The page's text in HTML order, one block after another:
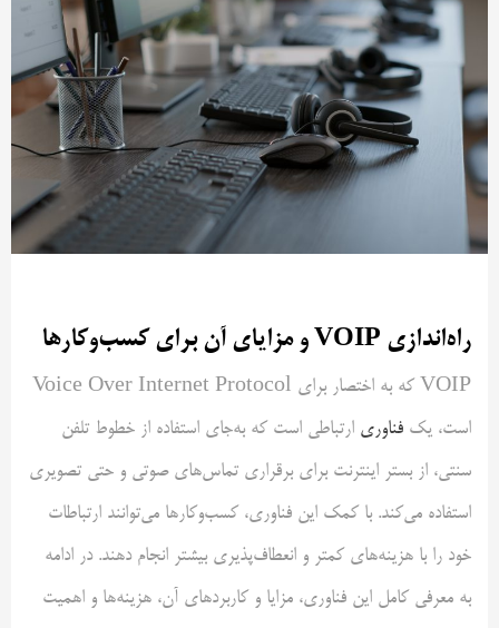
راه‌اندازی VOIP و مزایای آن برای کسب‌وکارها
VOIP که به اختصار برای Voice Over Internet Protocol
است، یک فناوری ارتباطی است که به‌جای استفاده از خطوط تلفن
سنتی، از بستر اینترنت برای برقراری تماس‌های صوتی و حتی تصویری
استفاده می‌کند. با کمک این فناوری، کسب‌وکارها می‌توانند ارتباطات
خود را با هزینه‌های کمتر و انعطاف‌پذیری بیشتر انجام دهند. در ادامه
به معرفی کامل این فناوری، مزایا و کاربردهای آن، هزینه‌ها و اهمیت